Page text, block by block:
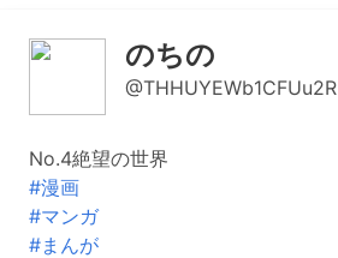
のちの
@THHUYEWb1CFUu2R
No.4絶望の世界
#漫画
#マンガ
#まんが